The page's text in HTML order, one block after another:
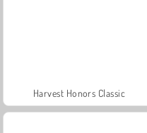
Harvest Honors Classic